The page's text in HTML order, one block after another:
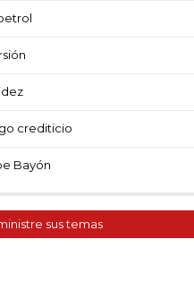
crediticio
Bayón
sus temas